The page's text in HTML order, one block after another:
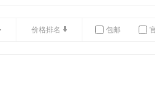
价格排名 包邮